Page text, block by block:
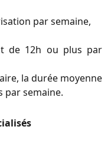
par semaine,
de 12h ou plus par
la durée moyenne
par semaine.